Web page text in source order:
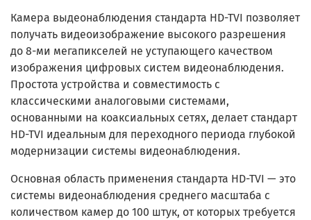
Камера выдеонаблюдения стандарта HD-TVI позволяет
получать видеоизображение высокого разрешения
до 8-ми мегапикселей не уступающего качеством
изображения цифровых систем видеонаблюдения.
Простота устройства и совместимость с
классическими аналоговыми системами,
основанными на коаксиальных сетях, делает стандарт
HD-TVI идеальным для переходного периода глубокой
модернизации системы видеонаблюдения.
Основная область применения стандарта HD-TVI — это
системы видеонаблюдения среднего масштаба с
количеством камер до 100 штук, от которых требуется